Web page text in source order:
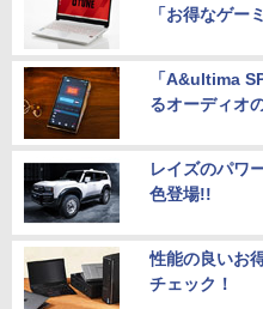
「お得なゲー
「A&ultima
るオーディオ
レイズのパワ
色登場!!
性能の良いお
チェック！